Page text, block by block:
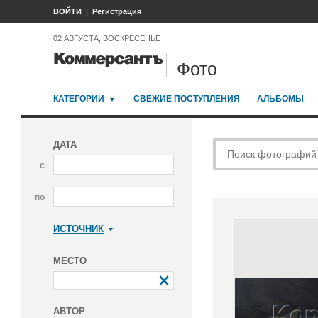
ВОЙТИ Регистрация
02 АВГУСТА, ВОСКРЕСЕНЬЕ
Фото
КАТЕГОРИИ СВЕЖИЕ ПОСТУПЛЕНИЯ АЛЬБОМЫ
ДАТА
с
по
ИСТОЧНИК
МЕСТО
АВТОР